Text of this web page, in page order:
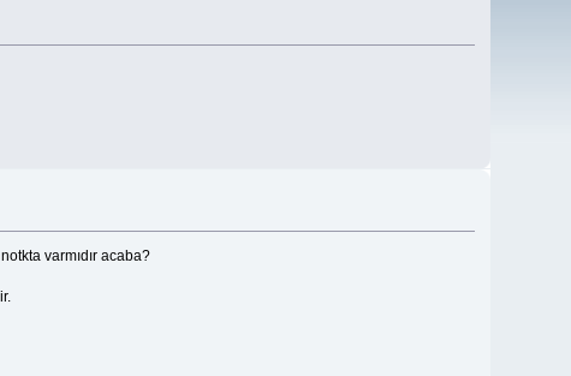
varmıdır acaba?